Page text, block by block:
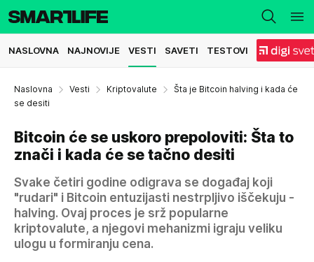
NASLOVNA NAJNOVIJE VESTI SAVETI TESTOVI
Naslovna Vesti Kriptovalute
Šta je Bitcoin halving i kada će
se desiti
Bitcoin će se uskoro prepoloviti: Šta to
znači i kada će se tačno desiti
Svake četiri godine odigrava se događaj koji
"rudari" i Bitcoin entuzijasti nestrpljivo iščekuju -
halving. Ovaj proces je srž popularne
kriptovalute, a njegovi mehanizmi igraju veliku
ulogu u formiranju cena.